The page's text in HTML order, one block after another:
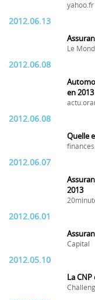
yahoo.fr
2012.06.13
Le
2012.06.08
en 2013
2012.06.08
Quelle
2012.06.07
2013
2012.06.01
Capital
2012.05.10
La